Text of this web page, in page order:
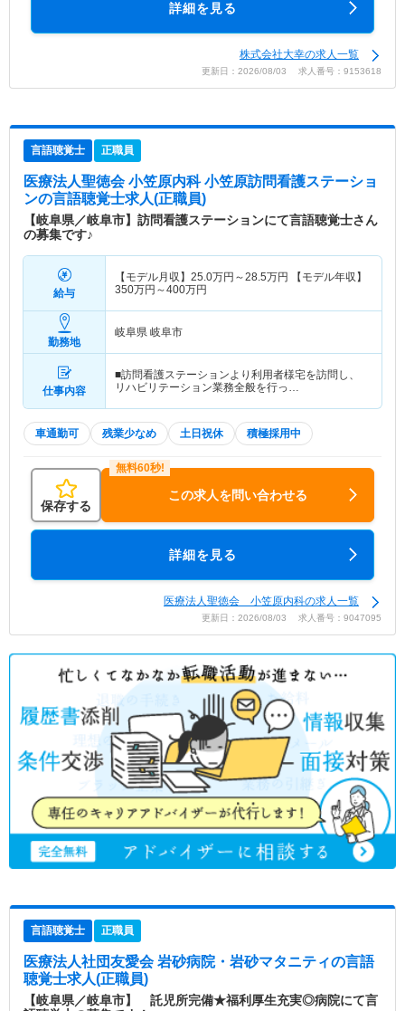
詳細を見る
株式会社大幸の求人一覧
更新日：2026/08/03 求人番号：9153618
言語聴覚士 正職員
医療法人聖徳会 小笠原内科 小笠原訪問看護ステーショ
ンの言語聴覚士求人(正職員)
【岐阜県／岐阜市】訪問看護ステーションにて言語聴覚士さん
の募集です♪
給与
【モデル月収】 25.0万円～28.5万円
【モデル年収】
350万円～400万円
勤務地
岐阜県 岐阜市
仕事内容
■訪問看護ステーションより利用者様宅を訪問し、
リハビリテーション業務全般を行っ…
車通勤可 残業少なめ 土日祝休 積極採用中
保存する
この求人を問い合わせる
詳細を見る
医療法人聖徳会 小笠原内科の求人一覧
更新日：2026/08/03 求人番号：9047095
言語聴覚士 正職員
医療法人社団友愛会 岩砂病院・岩砂マタニティの言語
聴覚士求人(正職員)
【岐阜県／岐阜市】 託児所完備★福利厚生充実◎病院にて言